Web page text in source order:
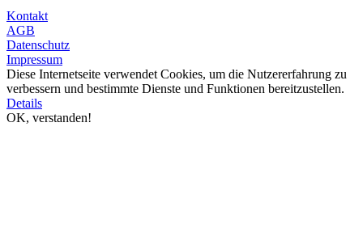
Kontakt
AGB
Datenschutz
Impressum
Diese Internetseite verwendet Cookies, um die Nutzererfahrung zu
verbessern und bestimmte Dienste und Funktionen bereitzustellen.
Details
OK, verstanden!